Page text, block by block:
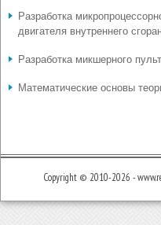
Разработка
двигателя внутреннего
Разработка микшерного
Математические основы
Copyright © 2010-2026 -